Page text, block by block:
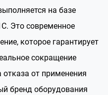
на базе
Это современное
которое гарантирует
сокращение
от применения
бренд оборудования